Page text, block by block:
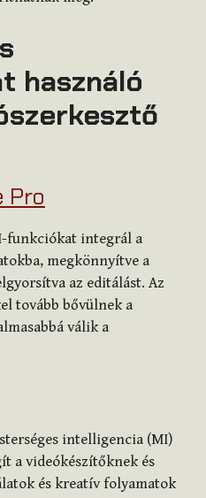
használó
Pro
funkciókat integrál a
megkönnyítve a
az editálást. Az
tovább bővülnek a
válik a
intelligencia (MI)
a videókészítőknek és
és kreatív folyamatok